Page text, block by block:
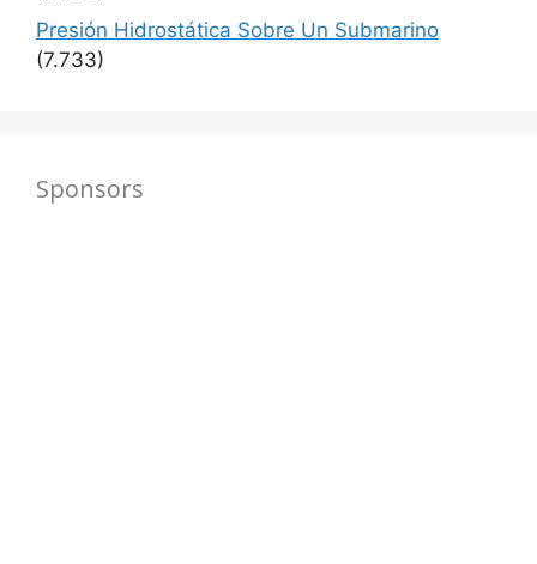
Presión Hidrostática Sobre Un Submarino
(7.733)
Sponsors